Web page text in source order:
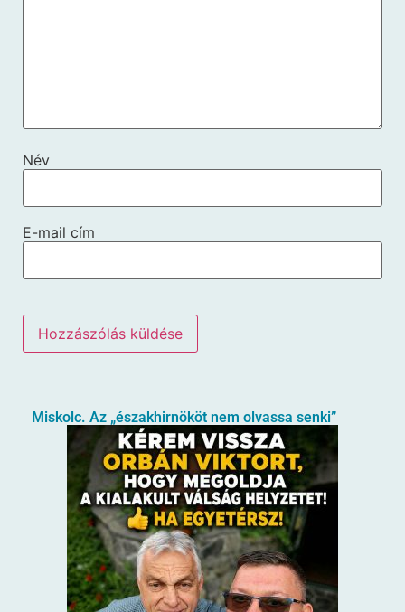
Név
E-mail cím
Miskolc. Az „északhirnököt nem olvassa senki”